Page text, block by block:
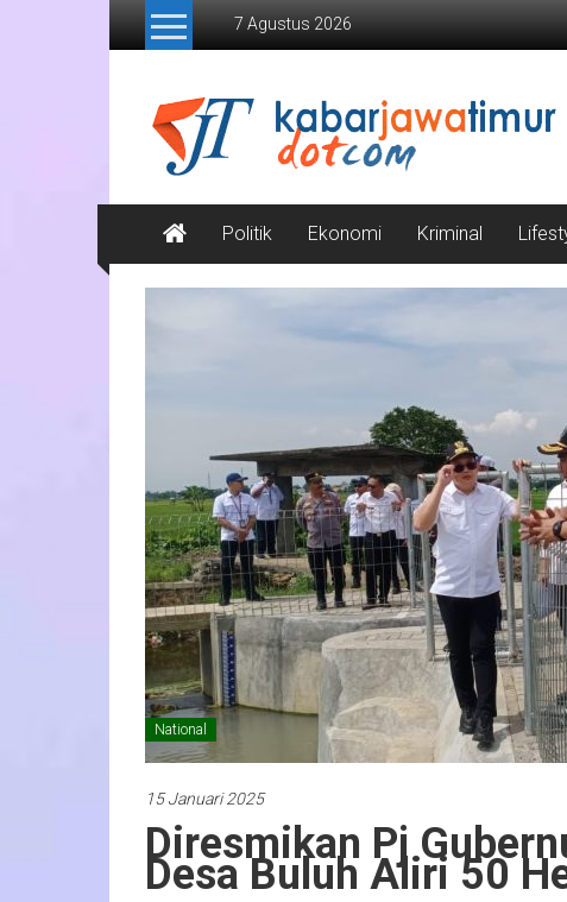
Lompat
7 Agustus 2026
Kabar
Jawa
Timur
Media
Online
Jawa
Politik Ekonomi Kriminal
National
15 Januari 2025
Diresmikan Pj
Desa Buluh Aliri 50